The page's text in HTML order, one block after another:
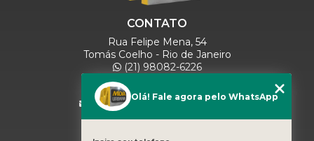
CONTATO
Rua Felipe Mena, 54
Tomás Coelho - Rio de Janeiro
(21) 98082-6226
(21) 97280-9600
(11) 93071-5918
comercialmidiaurbana@gmail.com
Olá! Fale agora pelo WhatsApp